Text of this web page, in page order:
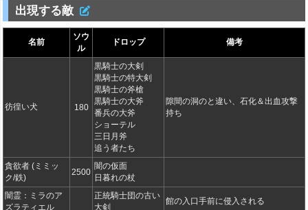
出現する敵
名前
ソウ
ル
ドロップ 備考
彷徨い犬 180
黒騎士の大剣
黒騎士の特大剣
黒騎士の斧槍
黒騎士の大斧
番兵の大斧
ショーテル
三日月斧
追う者たち
隙間の洞のと違い、石化＆出血攻撃
持ち
貪欲者 (ミミッ
ク/鉄)
2500
闇の仮面
日暮れの杖
闇霊：ミラのア
ズラティエル
正統騎士団の古い
大剣
館の入口手前に侵入される